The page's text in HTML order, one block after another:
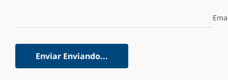
Enviar Enviando...